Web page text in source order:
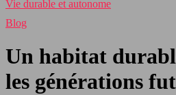
Vie durable et autonome
Blog
Un habitat
les générations